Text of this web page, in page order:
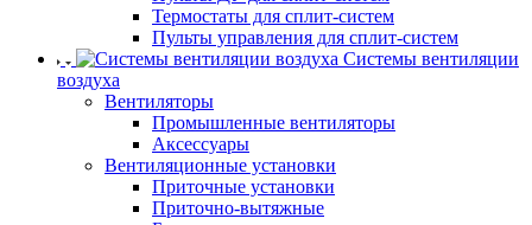
Термостаты для сплит-систем
Пульты управления для сплит-систем
Системы вентиляции
воздуха
Вентиляторы
Промышленные вентиляторы
Аксессуары
Вентиляционные установки
Приточные установки
Приточно-вытяжные